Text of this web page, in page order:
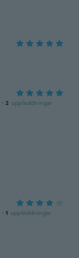
· 2 uppladdningar
· 1 uppladdningar